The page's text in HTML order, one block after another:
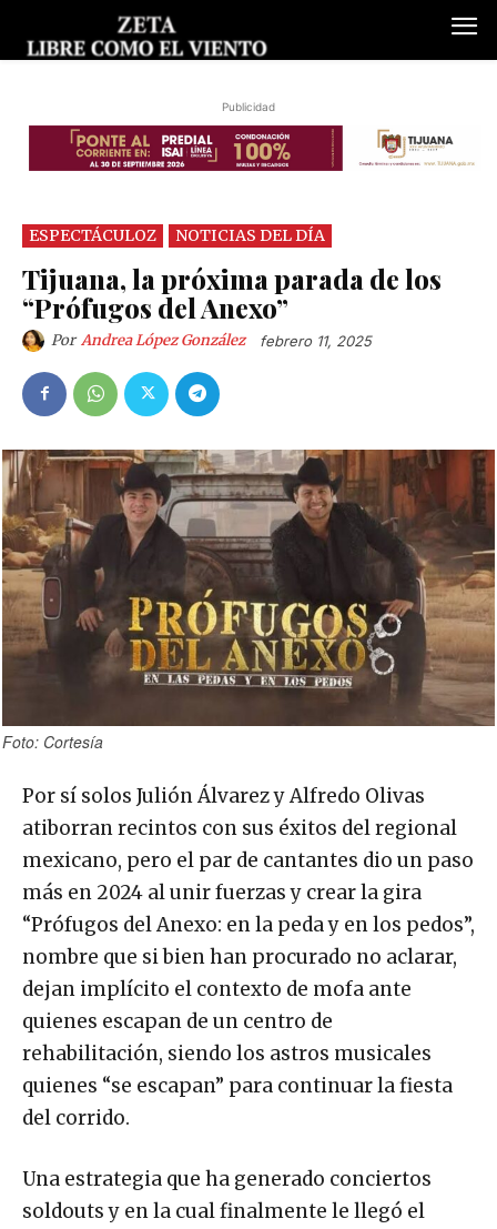
Publicidad
ESPECTÁCULOZ NOTICIAS DEL DÍA
Tijuana, la próxima parada de los
“Prófugos del Anexo”
Por Andrea López González febrero 11, 2025
Foto: Cortesía
Por sí solos Julión Álvarez y Alfredo Olivas
atiborran recintos con sus éxitos del regional
mexicano, pero el par de cantantes dio un paso
más en 2024 al unir fuerzas y crear la gira
“Prófugos del Anexo: en la peda y en los pedos”,
nombre que si bien han procurado no aclarar,
dejan implícito el contexto de mofa ante
quienes escapan de un centro de
rehabilitación, siendo los astros musicales
quienes “se escapan” para continuar la fiesta
del corrido.
Una estrategia que ha generado conciertos
soldouts y en la cual finalmente le llegó el